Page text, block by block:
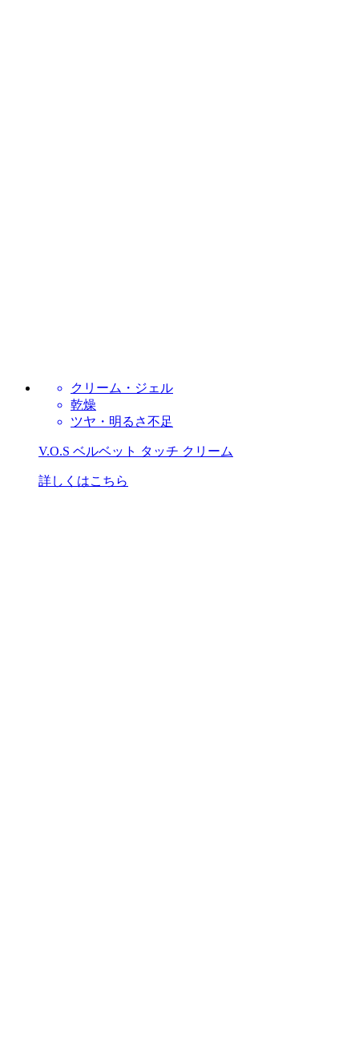
クリーム・ジェル
乾燥
ツヤ・明るさ不足
V.O.S ベルベット タッチ クリーム
詳しくはこちら